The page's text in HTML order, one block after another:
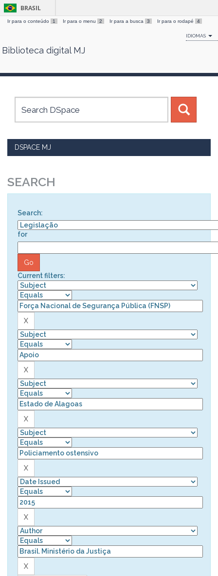
Skip
BRASIL
Ir para o conteúdo 1 Ir para o menu 2 Ir para a busca 3 Ir para o rodapé 4
IDIOMAS
Biblioteca digital MJ
DSPACE MJ
SEARCH
Search:
for
Current filters: